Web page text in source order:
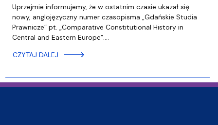
Uprzejmie informujemy, że w ostatnim czasie ukazał się
nowy, anglojęzyczny numer czasopisma „Gdańskie Studia
Prawnicze” pt. „Comparative Constitutional History in
Central and Eastern Europe”.…
CZYTAJ DALEJ